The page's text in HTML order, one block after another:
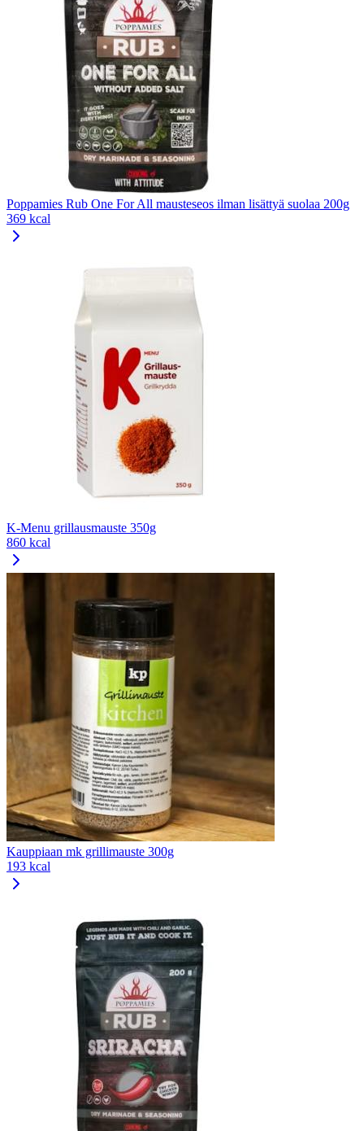
Poppamies Rub One For All mausteseos ilman lisättyä suolaa 200g
369 kcal
K-Menu grillausmauste 350g
860 kcal
Kauppiaan mk grillimauste 300g
193 kcal